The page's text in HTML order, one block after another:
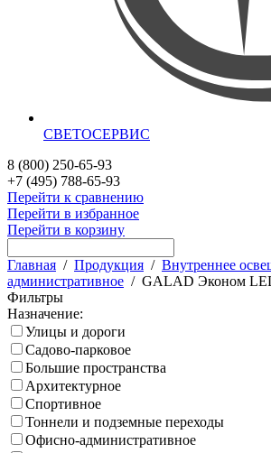
СВЕТОСЕРВИС
8 (800) 250-65-93
+7 (495) 788-65-93
Перейти к сравнению
Перейти в избранное
Перейти в корзину
Главная / Продукция / Внутреннее
административное / GALAD Эконом
Фильтры
Назначение:
Улицы и дороги
Садово-парковое
Большие пространства
Архитектурное
Спортивное
Тоннели и подземные переходы
Офисно-административное